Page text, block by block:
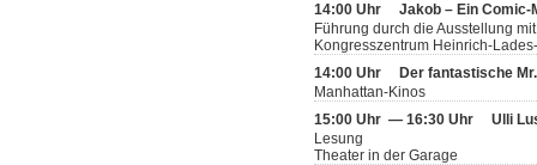
14:00 Uhr Jakob – Ein Comic-
Führung durch die Ausstellung
Kongresszentrum Heinrich-
14:00 Uhr
Der fantastische
Manhattan-Kinos
15:00 Uhr — 16:30 Uhr Ulli
Lesung
Theater in der Garage